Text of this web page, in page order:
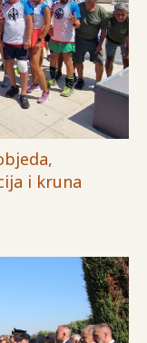
i kruna